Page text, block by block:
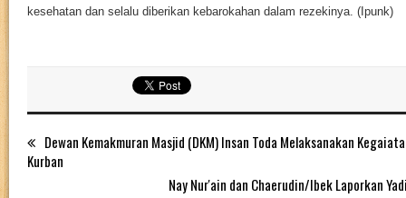
kesehatan dan selalu diberikan kebarokahan dalam rezekinya. (Ipunk)
Dewan Kemakmuran Masjid (DKM) Insan Toda Melaksanakan
Kurban
Nay Nur'ain dan Chaerudin/Ibek Laporkan